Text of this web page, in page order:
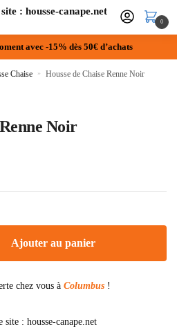
0
avec -15% dès 50€ d’achats
Chaise » Housse de Chaise Renne Noir
Noir
Ajouter au panier
chez vous à Columbus !